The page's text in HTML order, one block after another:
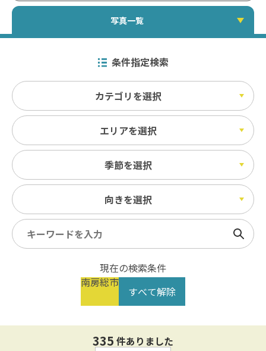
写真一覧
条件指定検索
カテゴリを選択
エリアを選択
季節を選択
向きを選択
検索
現在の検索条件
南房総市
すべて解除
335 件ありました